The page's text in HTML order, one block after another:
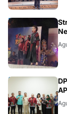
JATIM
ANEWS